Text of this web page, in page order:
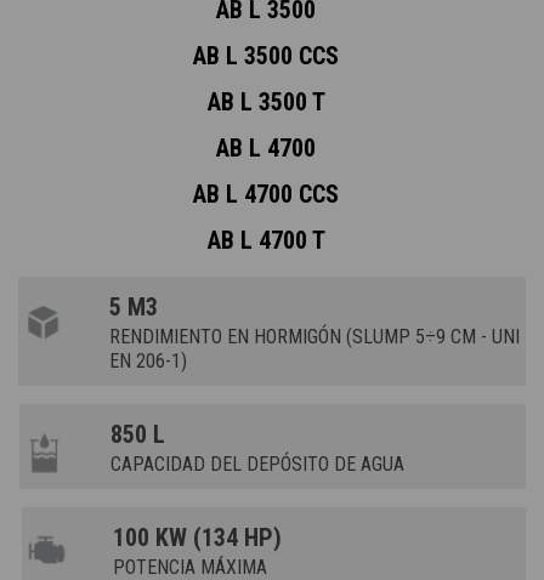
AB L 3500
AB L 3500 CCS
AB L 3500 T
AB L 4700
AB L 4700 CCS
AB L 4700 T
5 M3
RENDIMIENTO EN HORMIGÓN (SLUMP 5÷9 CM - UNI
EN 206-1)
850 L
CAPACIDAD DEL DEPÓSITO DE AGUA
100 KW (134 HP)
POTENCIA MÁXIMA